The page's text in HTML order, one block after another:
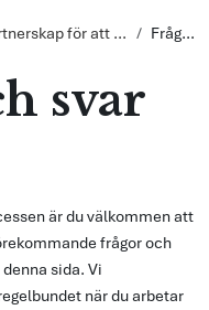
Partnerskap för att stärka civila samhället Frågor och svar
svar
är du välkommen att
frågor och
sida. Vi
när du arbetar